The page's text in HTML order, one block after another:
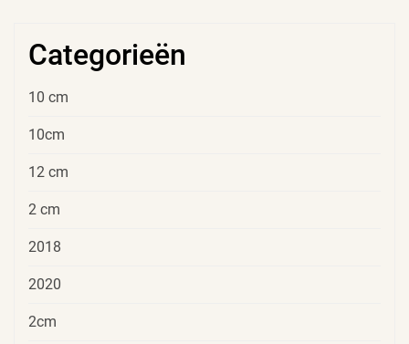
Categorieën
10 cm
10cm
12 cm
2 cm
2018
2020
2cm